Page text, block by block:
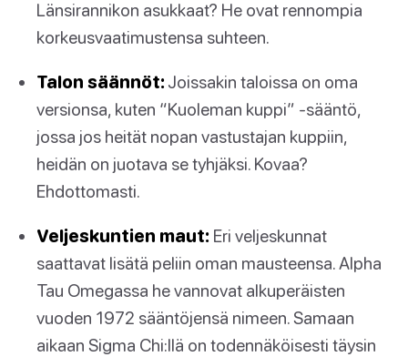
Länsirannikon asukkaat? He ovat rennompia
korkeusvaatimustensa suhteen.
Talon säännöt: Joissakin taloissa on oma
versionsa, kuten “Kuoleman kuppi” -sääntö,
jossa jos heität nopan vastustajan kuppiin,
heidän on juotava se tyhjäksi. Kovaa?
Ehdottomasti.
Veljeskuntien maut: Eri veljeskunnat
saattavat lisätä peliin oman mausteensa. Alpha
Tau Omegassa he vannovat alkuperäisten
vuoden 1972 sääntöjensä nimeen. Samaan
aikaan Sigma Chi:llä on todennäköisesti täysin